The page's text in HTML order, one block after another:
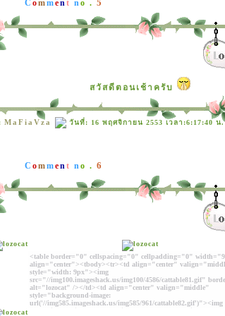
C omment no . 5
สวัสดีตอนเช้าครับ
MaFiaVza วันที่: 16 พฤศจิกายน 2553 เวลา:6:17:40 น.
C omment no . 6